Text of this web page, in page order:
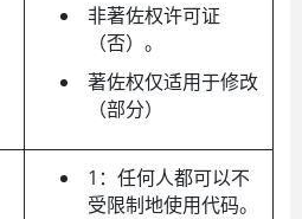
非著佐权许可证
（否）。
著佐权仅适用于修改
（部分）
1：任何人都可以不
受限制地使用代码。